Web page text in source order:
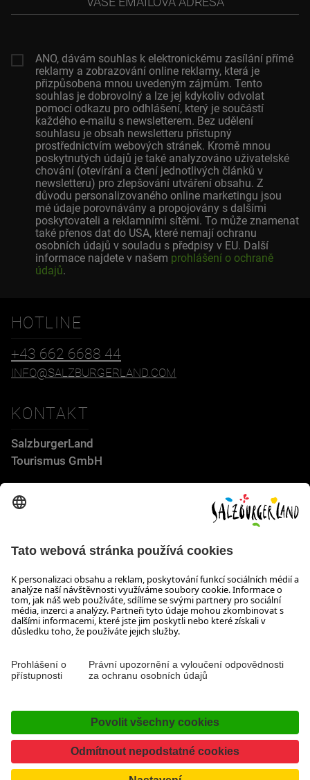
adresa
ANO, dávám souhlas k elektronickému zasílání přímé
reklamy a zobrazování online reklamy, která je
přizpůsobena mnou uvedeným zájmům. Tento
souhlas je dobrovolný a lze jej kdykoliv odvolat
pomocí odkazu pro odhlášení, který je součástí
každého e-mailu s newsletterem. Bez udělení
souhlasu je obsah newsletteru přístupný
prostřednictvím webových stránek. Kromě mnou
poskytnutých údajů je také analyzováno uživatelské
chování (otevírání a čtení jednotlivých článků v
newsletteru) pro zlepšování utváření obsahu. Z
důvodu personalizovaného online marketingu jsou
mé údaje porovnávány a propojovány s dalšími
poskytovateli a reklamními sítěmi. To může znamenat
také přenos dat do USA, které nemají ochranu
osobních údajů v souladu s předpisy v EU. Další
informace najdete v našem prohlášení o ochraně
údajů.
HOTLINE
+43 662 6688 44
INFO@SALZBURGERLAND.COM
KONTAKT
SalzburgerLand
Tourismus GmbH
Wiener Bundesstraße 23
5300 Hallwang
OTEVÍRACÍ DOBA
Těšíme se na Vaši poptávku!
KontaktProhlášení o přístupnosti